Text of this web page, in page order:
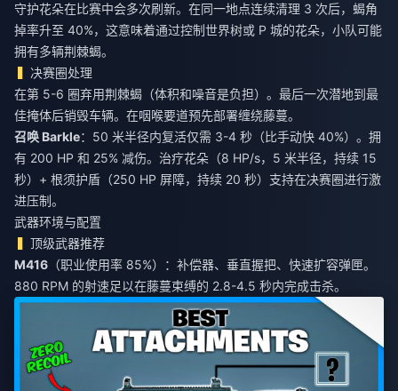
守护花朵在比赛中会多次刷新。在同一地点连续清理 3 次后，蝎角
掉率升至 40%，这意味着通过控制世界树或 P 城的花朵，小队可能
拥有多辆荆棘蝎。
决赛圈处理
在第 5-6 圈弃用荆棘蝎（体积和噪音是负担）。最后一次潜地到最
佳掩体后销毁车辆。在咽喉要道预先部署缠绕藤蔓。
召唤 Barkle：50 米半径内复活仅需 3-4 秒（比手动快 40%）。拥
有 200 HP 和 25% 减伤。治疗花朵（8 HP/s，5 米半径，持续 15
秒）+ 根须护盾（250 HP 屏障，持续 20 秒）支持在决赛圈进行激
进压制。
武器环境与配置
顶级武器推荐
M416 （职业使用率 85%）：补偿器、垂直握把、快速扩容弹匣。
880 RPM 的射速足以在藤蔓束缚的 2.8-4.5 秒内完成击杀。